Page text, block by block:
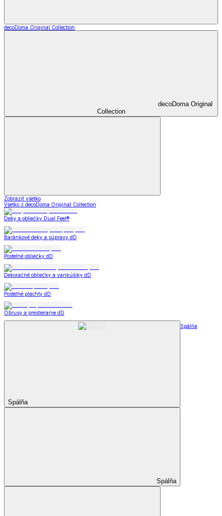
decoDoma Original Collection
decoDoma Original
Collection
Zobraziť všetko
Všetko z decoDoma Original Collection
Deky a obliečky Dual Feel®
Baránkové deky a súpravy dD
Posteľné obliečky dD
Dekoračné obliečky a vankúšiky dD
Posteľné plachty dD
Obrusy a prestieranie dD
Spálňa
Spálňa
Spálňa